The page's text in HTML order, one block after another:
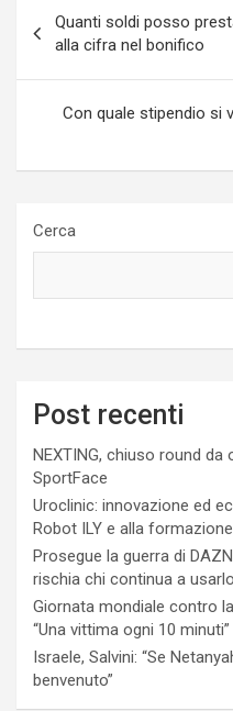
articoli
Quanti soldi posso
alla cifra nel bonifico
Con quale stipendio si
Cerca
Post recenti
NEXTING, chiuso round
SportFace
Uroclinic: innovazione ed
Robot ILY e alla
Prosegue la guerra di
rischia chi continua a
Giornata mondiale contro
“Una vittima ogni 10 minuti”
Israele, Salvini: “Se
benvenuto”